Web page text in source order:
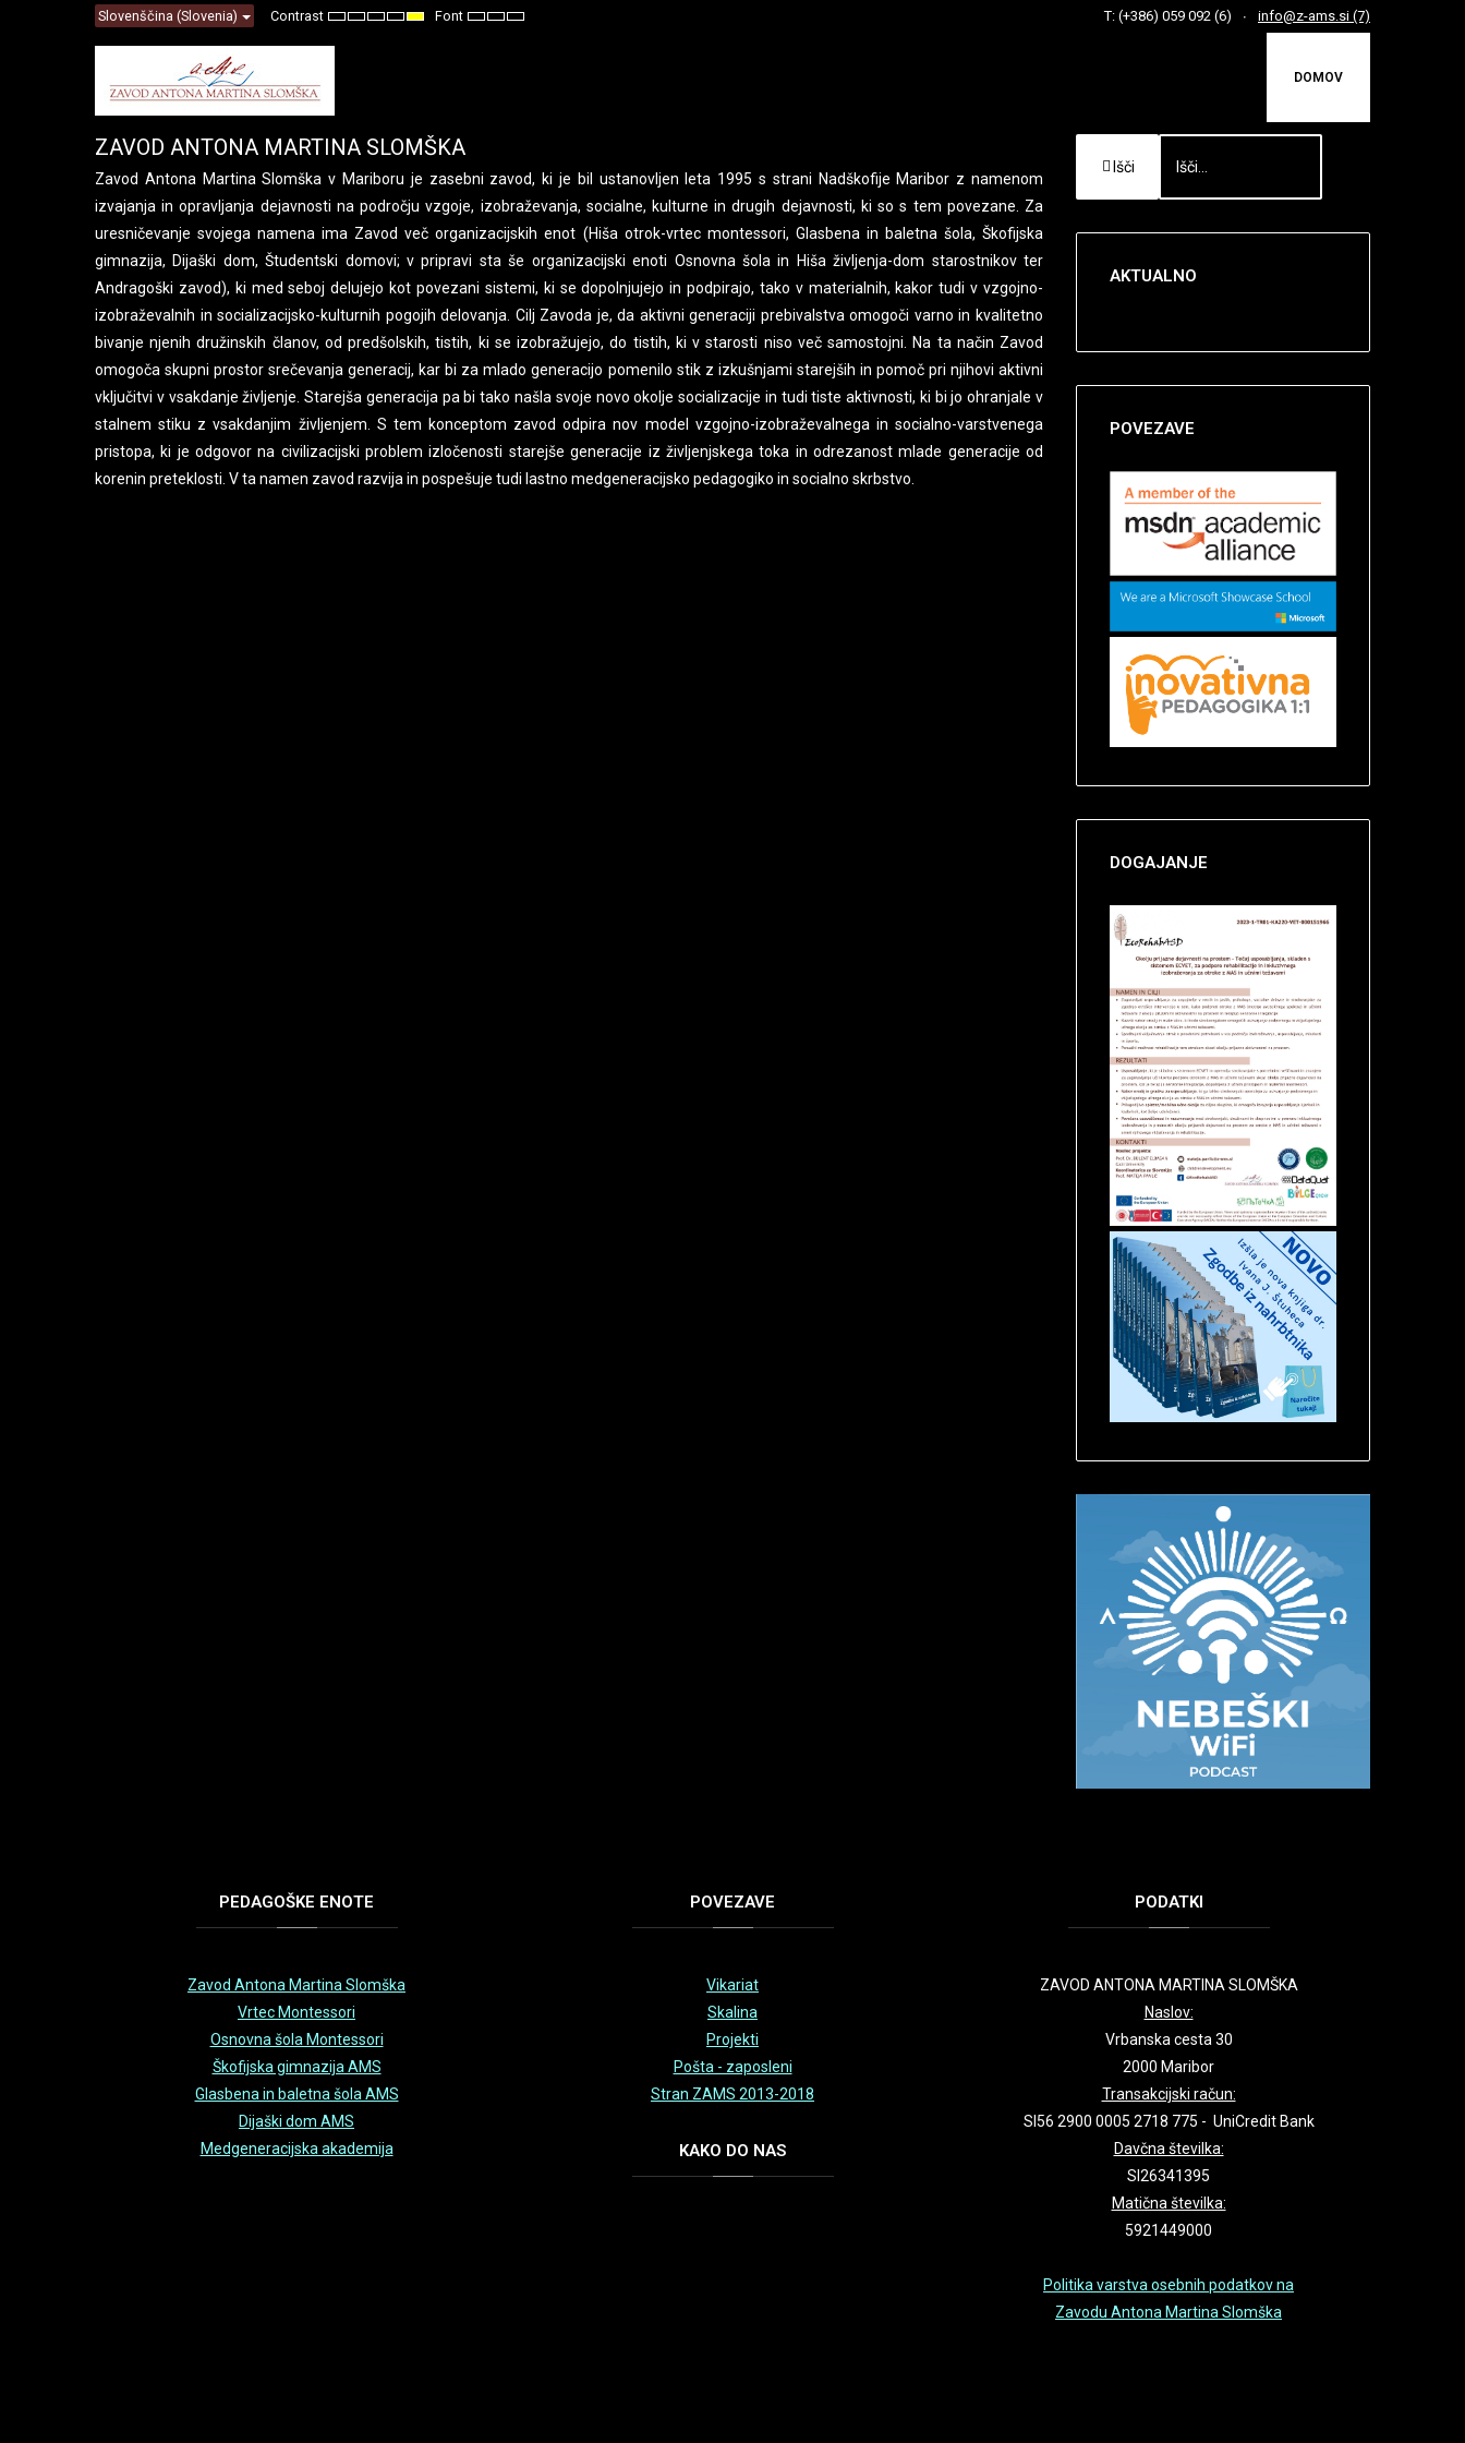
Slovenščina (Slovenia) Contrast
Default
NightHighHighHighFont
SetSetSet
T: (+386) 059 092 (6) info@z-ams.si (7)
DOMOV
ZAVOD ANTONA MARTINA SLOMŠKA
Zavod Antona Martina Slomška v Mariboru je zasebni zavod, ki je bil ustanovljen leta 1995 s strani Nadškofije Maribor z namenom
izvajanja in opravljanja dejavnosti na področju vzgoje, izobraževanja, socialne, kulturne in drugih dejavnosti, ki so s tem povezane. Za
uresničevanje svojega namena ima Zavod več organizacijskih enot (Hiša otrok-vrtec montessori, Glasbena in baletna šola, Škofijska
gimnazija, Dijaški dom, Študentski domovi; v pripravi sta še organizacijski enoti Osnovna šola in Hiša življenja-dom starostnikov ter
Andragoški zavod), ki med seboj delujejo kot povezani sistemi, ki se dopolnjujejo in podpirajo, tako v materialnih, kakor tudi v vzgojno-
izobraževalnih in socializacijsko-kulturnih pogojih delovanja. Cilj Zavoda je, da aktivni generaciji prebivalstva omogoči varno in kvalitetno
bivanje njenih družinskih članov, od predšolskih, tistih, ki se izobražujejo, do tistih, ki v starosti niso več samostojni. Na ta način Zavod
omogoča skupni prostor srečevanja generacij, kar bi za mlado generacijo pomenilo stik z izkušnjami starejših in pomoč pri njihovi aktivni
vključitvi v vsakdanje življenje. Starejša generacija pa bi tako našla svoje novo okolje socializacije in tudi tiste aktivnosti, ki bi jo ohranjale v
stalnem stiku z vsakdanjim življenjem. S tem konceptom zavod odpira nov model vzgojno-izobraževalnega in socialno-varstvenega
pristopa, ki je odgovor na civilizacijski problem izločenosti starejše generacije iz življenjskega toka in odrezanost mlade generacije od
korenin preteklosti. V ta namen zavod razvija in pospešuje tudi lastno medgeneracijsko pedagogiko in socialno skrbstvo.
Išči
AKTUALNO
POVEZAVE
DOGAJANJE
PEDAGOŠKE ENOTE
Zavod Antona Martina Slomška
Vrtec Montessori
Osnovna šola Montessori
Škofijska gimnazija AMS
Glasbena in baletna šola AMS
Dijaški dom AMS
Medgeneracijska akademija
POVEZAVE
Vikariat
Skalina
Projekti
Pošta - zaposleni
Stran ZAMS 2013-2018
KAKO DO NAS
PODATKI
ZAVOD ANTONA MARTINA SLOMŠKA
Naslov:
Vrbanska cesta 30
2000 Maribor
Transakcijski račun:
SI56 2900 0005 2718 775 - UniCredit Bank
Davčna številka:
SI26341395
Matična številka:
5921449000
Politika varstva osebnih podatkov na
Zavodu Antona Martina Slomška